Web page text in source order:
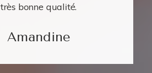
très bonne qualité.
Amandine